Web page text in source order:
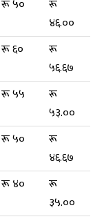
रू ५०
रू
४६.००
रू ६०
रू
५६.६७
रू ५५
रू
५३.००
रू ५०
रू
४६.६७
रू ४०
रू
३५.००